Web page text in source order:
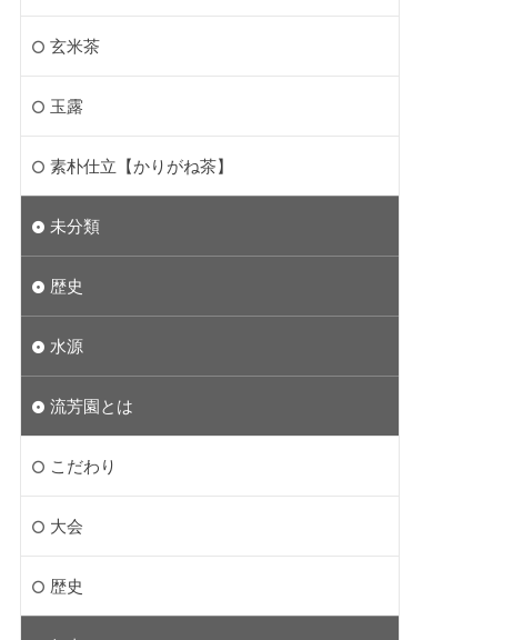
玄米茶
玉露
素朴仕立【かりがね茶】
未分類
歴史
水源
流芳園とは
こだわり
大会
歴史